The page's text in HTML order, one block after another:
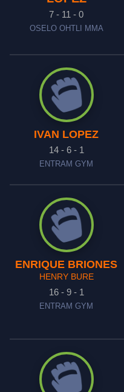
7 - 11 - 0
OSELO OHTLI MMA
IVAN LOPEZ
14 - 6 - 1
ENTRAM GYM
ENRIQUE BRIONES
HENRY BURE
16 - 9 - 1
ENTRAM GYM